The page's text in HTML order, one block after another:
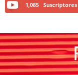
1,085 Suscriptores